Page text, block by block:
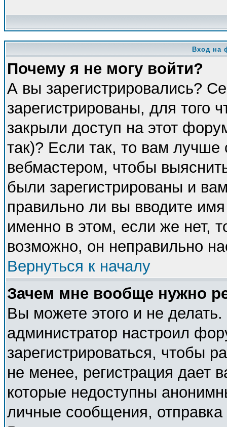
Вход на
Почему я не могу войти?
А вы зарегистрировались?
зарегистрированы, для того
закрыли доступ на этот
так)? Если так, то вам лучше
вебмастером, чтобы
были зарегистрированы и
правильно ли вы вводите
именно в этом, если же нет,
возможно, он неправильно
Вернуться к началу
Зачем мне вообще нужно
Вы можете этого и не делать.
администратор настроил
зарегистрироваться, чтобы
не менее, регистрация дает
которые недоступны
личные сообщения, отправка